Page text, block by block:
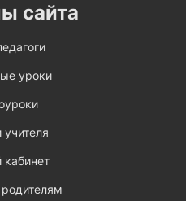
сайта
уроки